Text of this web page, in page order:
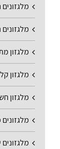
מלגזון
מלגזון
מלגזון
מלגזונים